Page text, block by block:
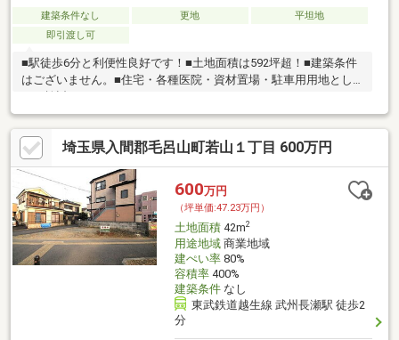
建築条件なし 更地
平坦地
即引渡し可
■駅徒歩6分と利便性良好です！■土地面積は592坪超！■建築条件
はございません。■住宅・各種医院・資材置場・駐車用用地とし
埼玉県入間郡毛呂山町若山１丁目 600万円
600万円
（坪単価:47.23万円）
土地面積42m2
用途地域商業地域
建ぺい率80%
容積率400%
建築条件なし
東武鉄道越生線 武州長瀬駅 徒歩2
分